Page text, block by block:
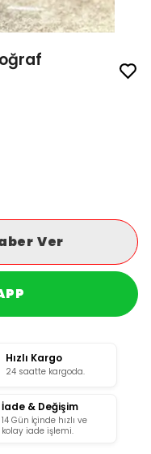
Ver
Hızlı Kargo
24 saatte kargoda.
İade & Değişim
14 Gün İçinde hızlı ve
kolay iade işlemi.